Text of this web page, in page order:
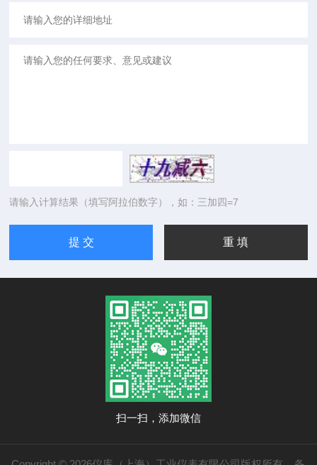
请输入计算结果（填写阿拉伯数字），如：三加四=7
扫一扫，添加微信